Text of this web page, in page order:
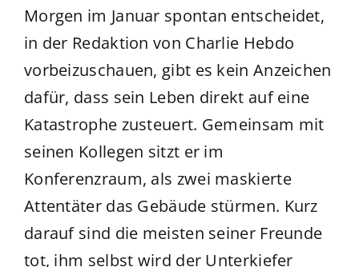
Morgen im Januar spontan entscheidet,
in der Redaktion von Charlie Hebdo
vorbeizuschauen, gibt es kein Anzeichen
dafür, dass sein Leben direkt auf eine
Katastrophe zusteuert. Gemeinsam mit
seinen Kollegen sitzt er im
Konferenzraum, als zwei maskierte
Attentäter das Gebäude stürmen. Kurz
darauf sind die meisten seiner Freunde
tot, ihm selbst wird der Unterkiefer